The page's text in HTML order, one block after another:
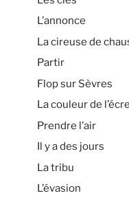
L’annonce
La cireuse de
Partir
Flop sur Sèvres
La couleur de
Prendre l’air
Il y a des jours
La tribu
L’évasion